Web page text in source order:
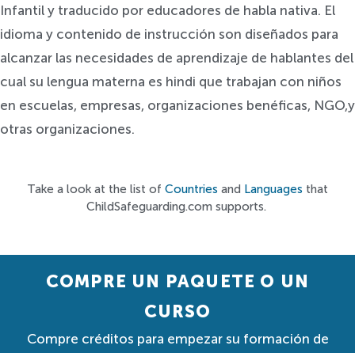
Infantil y traducido por educadores de habla nativa. El
idioma y contenido de instrucción son diseñados para
alcanzar las necesidades de aprendizaje de hablantes del
cual su lengua materna es hindi que trabajan con niños
en escuelas, empresas, organizaciones benéficas, NGO,y
otras organizaciones.
Take a look at the list of Countries and Languages that
ChildSafeguarding.com supports.
COMPRE UN PAQUETE O UN
CURSO
Compre créditos para empezar su formación de